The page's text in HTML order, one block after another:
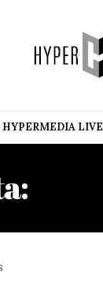
HYPERMEDIA LIVE